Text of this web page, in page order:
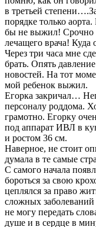
в третьей
порядке только
бы не выжил! Срочно
лечащего врача! Куда
Через три часа мне
брать. Опять
новостей. На тот
мой ребенок выжил.
Егорка закричал…
персоналу роддома.
грамотно. Егорку
под аппарат ИВЛ в
и ростом 36 см.
Наверное, не стоит
думала в те самые
С самого начала
бороться за свою
цеплялся за право
сложных
не могу передать
душе и в сердце в